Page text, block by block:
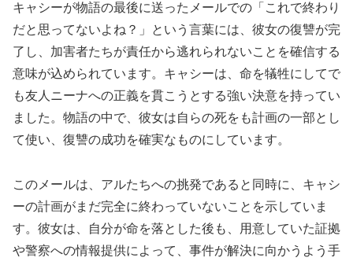
キャシーが物語の最後に送ったメールでの「これで終わり
だと思ってないよね？」という言葉には、彼女の復讐が完
了し、加害者たちが責任から逃れられないことを確信する
意味が込められています。キャシーは、命を犠牲にしてで
も友人ニーナへの正義を貫こうとする強い決意を持ってい
ました。物語の中で、彼女は自らの死をも計画の一部とし
て使い、復讐の成功を確実なものにしています。
このメールは、アルたちへの挑発であると同時に、キャシ
ーの計画がまだ完全に終わっていないことを示していま
す。彼女は、自分が命を落とした後も、用意していた証拠
や警察への情報提供によって、事件が解決に向かうよう手